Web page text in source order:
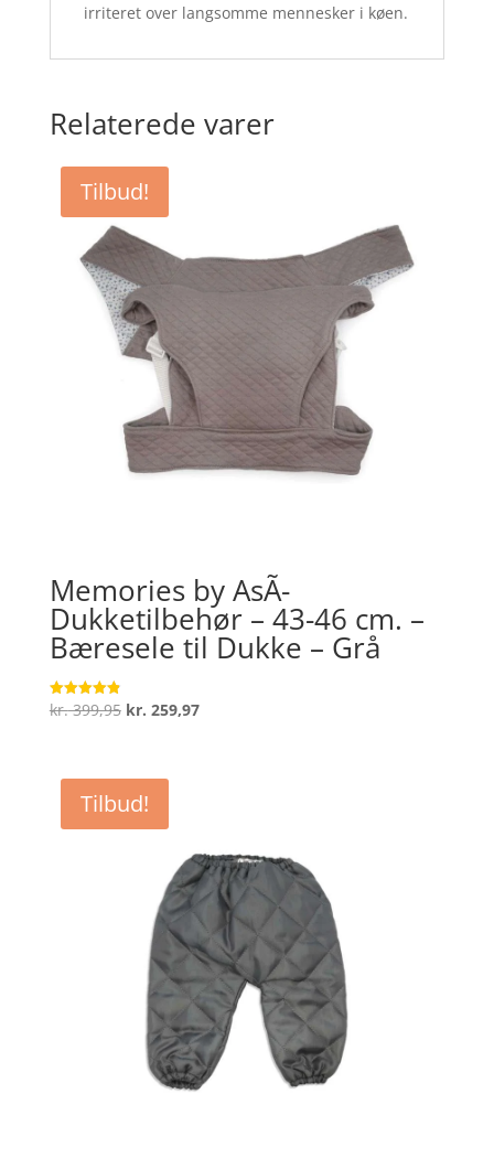
irriteret over langsomme mennesker i køen.
Relaterede varer
Tilbud!
Memories by AsÃ­
Dukketilbehør – 43-46 cm. –
Bæresele til Dukke – Grå
Vurderet
4.9
kr.399,95 Den
var:
kr. 399,95.
kr. 259,97Den
Tilbud!